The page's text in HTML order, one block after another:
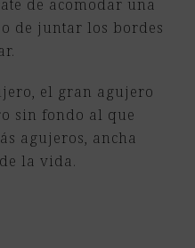
de acomodar una
de juntar los bordes
el gran agujero
sin fondo al que
agujeros, ancha
la vida.